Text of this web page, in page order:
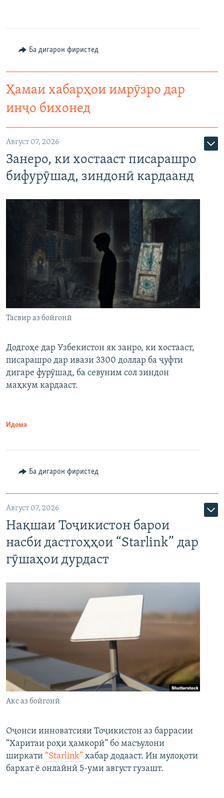
Ба дигарон фиристед
Ҳамаи хабарҳои имрӯзро дар
инҷо бихонед
Август 07, 2026
Занеро, ки хостааст писарашро
бифурӯшад, зиндонӣ кардаанд
Тасвир аз бойгонӣ
Додгоҳе дар Узбекистон як занро, ки хостааст,
писарашро дар ивази 3300 доллар ба ҷуфти
дигаре фурӯшад, ба севуним сол зиндон
маҳкум кардааст.
Идома
Ба дигарон фиристед
Август 07, 2026
Нақшаи Тоҷикистон барои
насби дастгоҳҳои “Starlink” дар
гӯшаҳои дурдаст
Акс аз бойгонӣ
Оҷонси инноватсияи Тоҷикистон аз баррасии
“Харитаи роҳи ҳамкорӣ” бо масъулони
ширкати “Starlink” хабар додааст. Ин мулоқоти
бархат ё онлайнӣ 5-уми август гузашт.